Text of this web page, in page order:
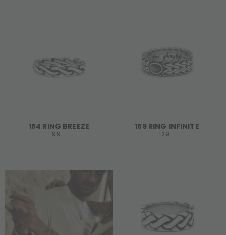
154 RING BREEZE
99,-
159 RING INFINITE
129,-